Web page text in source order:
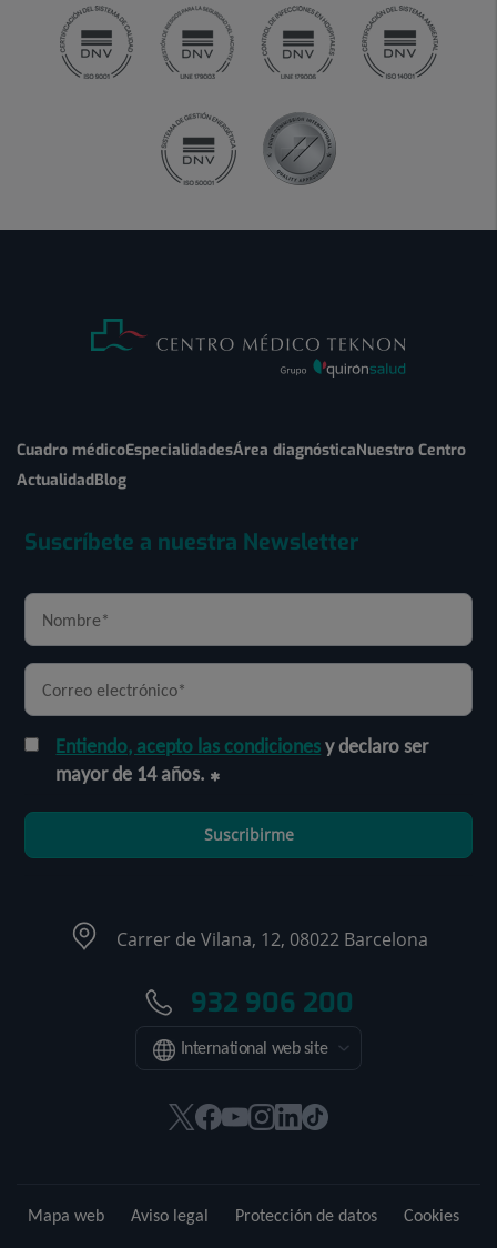
Cuadro médicoEspecialidadesÁrea diagnósticaNuestro Centro
ActualidadBlog
Suscríbete a nuestra Newsletter
Entiendo, acepto las condicionesy declaro ser
mayor de 14 años.
Suscribirme
Carrer de Vilana, 12, 08022 Barcelona
932 906 200
International web site
Este
en
Este
en
Este
en
Este
en
Este
en
Enlace
externa.
Mapa web Aviso legal Protección de datos
Cookies